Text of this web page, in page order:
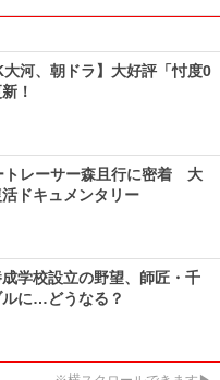
大河、朝ドラ】大好評「忖度0
！
トレーサー森且行に密着 大
ドキュメンタリー
学校設立の野望、師匠・千
に…どうなる？